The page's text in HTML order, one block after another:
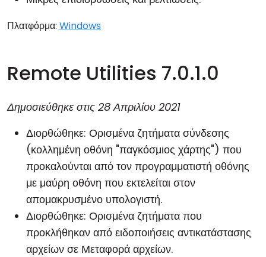
Πλατφόρμα: Windows
Remote Utilities 7.0.1.0
Δημοσιεύθηκε στις 28 Απριλίου 2021
Διορθώθηκε: Ορισμένα ζητήματα σύνδεσης
(κολλημένη οθόνη "παγκόσμιος χάρτης") που
προκαλούνται από τον προγραμματιστή οθόνης
με μαύρη οθόνη που εκτελείται στον
απομακρυσμένο υπολογιστή.
Διορθώθηκε: Ορισμένα ζητήματα που
προκλήθηκαν από ειδοποιήσεις αντικατάστασης
αρχείων σε Μεταφορά αρχείων.